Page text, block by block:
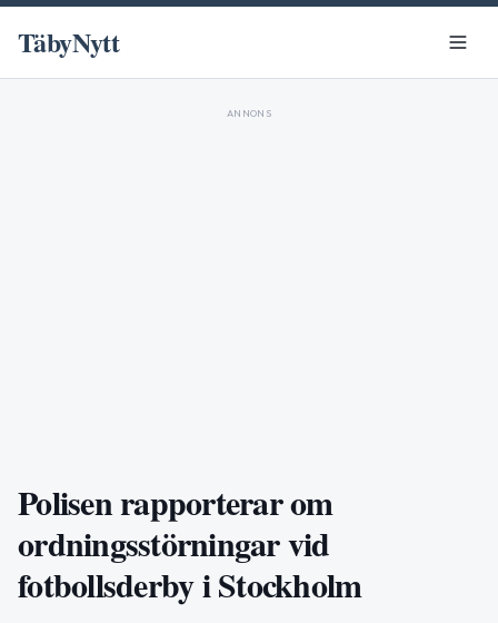
TäbyNytt
ANNONS
Polisen rapporterar om
ordningsstörningar vid
fotbollsderby i Stockholm